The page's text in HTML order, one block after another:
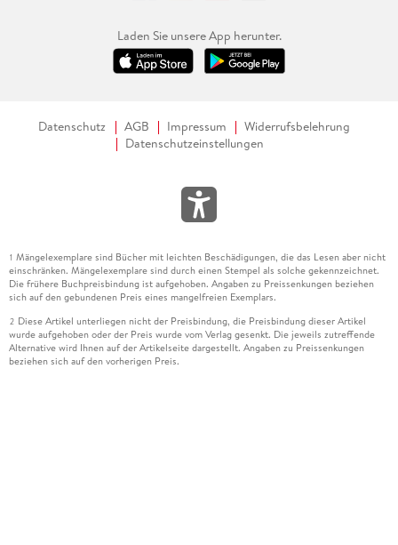
Laden Sie unsere App herunter.
Datenschutz AGB Impressum
Widerrufsbelehrung
Datenschutzeinstellungen
1 Mängelexemplare sind Bücher mit leichten Beschädigungen, die das Lesen aber nicht
einschränken. Mängelexemplare sind durch einen Stempel als solche gekennzeichnet.
Die frühere Buchpreisbindung ist aufgehoben. Angaben zu Preissenkungen beziehen
sich auf den gebundenen Preis eines mangelfreien Exemplars.
2 Diese Artikel unterliegen nicht der Preisbindung, die Preisbindung dieser Artikel
wurde aufgehoben oder der Preis wurde vom Verlag gesenkt. Die jeweils zutreffende
Alternative wird Ihnen auf der Artikelseite dargestellt. Angaben zu Preissenkungen
beziehen sich auf den vorherigen Preis.